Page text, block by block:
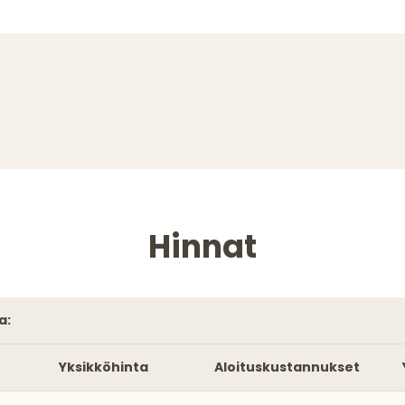
Hinnat
Yksikköhinta Aloituskustannukset